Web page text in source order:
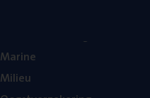
Mari­ne
Mili­eu